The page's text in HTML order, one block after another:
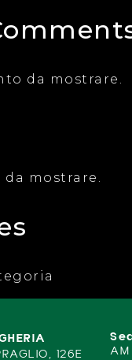
da mostrare.
mostrare.
126E
AM